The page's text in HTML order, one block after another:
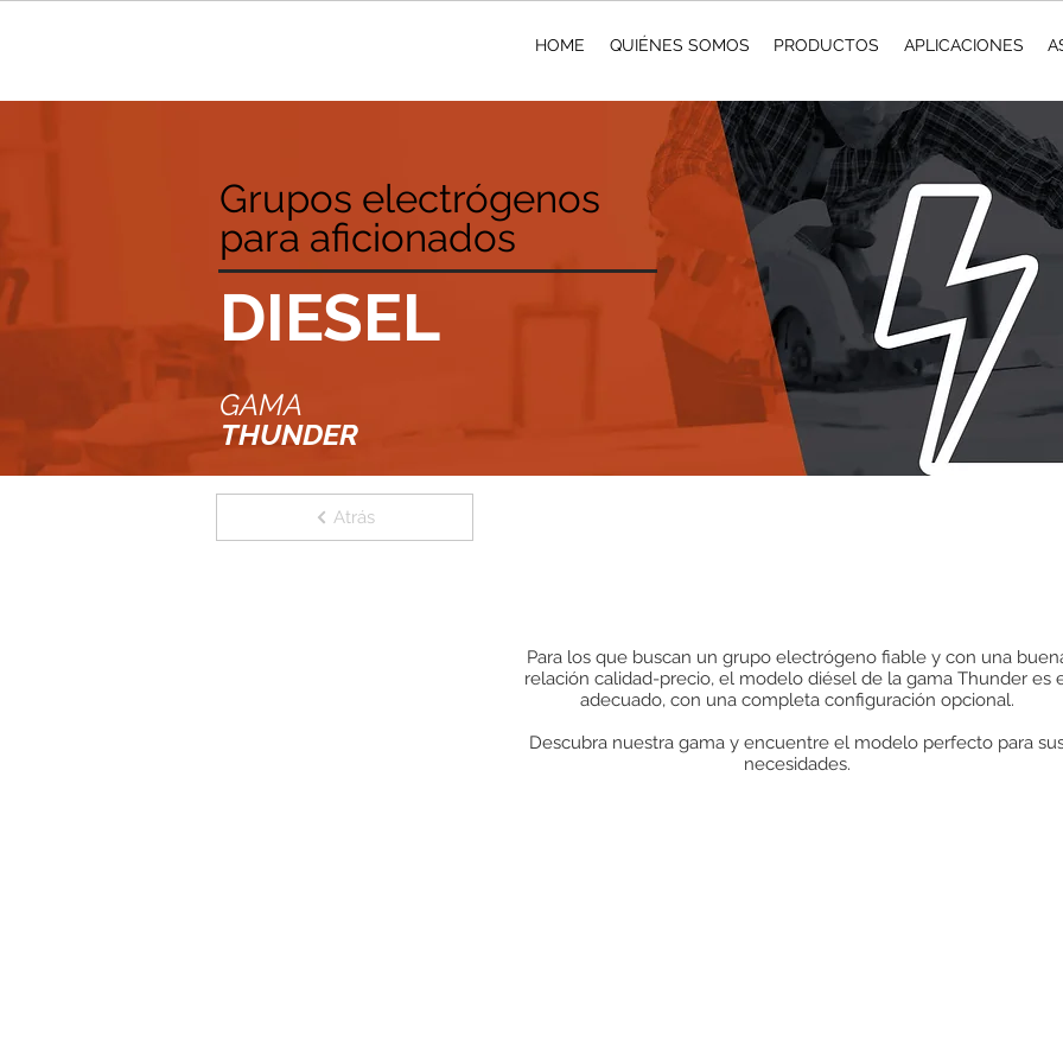
HOME QUIÉNES SOMOS PRODUCTOS APLICACIONES
Grupos electrógenos
para aficionados
DIESEL
GAMA
THUNDER
Atrás
Para los que buscan un grupo electrógeno fiable y con una
relación calidad-precio, el modelo diésel de la gama Thunder es
adecuado, con una completa configuración opcional.
Descubra nuestra gama y encuentre el modelo perfecto para
necesidades.